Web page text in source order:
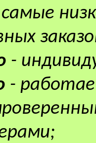
-
-